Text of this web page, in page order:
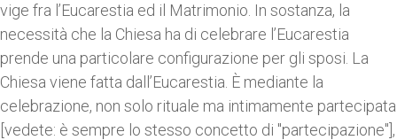
vige fra l’Eucarestia ed il Matrimonio. In sostanza, la
necessità che la Chiesa ha di celebrare l’Eucarestia
prende una particolare configurazione per gli sposi. La
Chiesa viene fatta dall’Eucarestia. È mediante la
celebrazione, non solo rituale ma intimamente partecipata
[vedete: è sempre lo stesso concetto di "partecipazione"],